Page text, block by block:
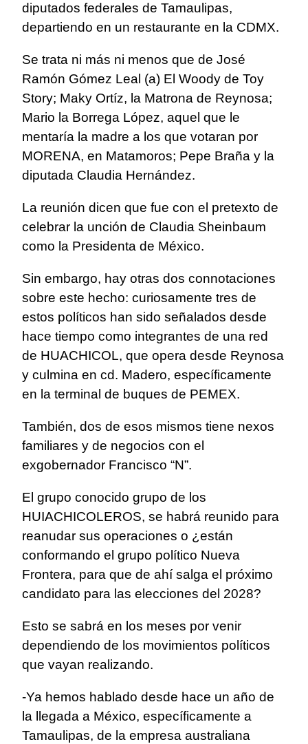
diputados federales de Tamaulipas,
departiendo en un restaurante en la CDMX.
Se trata ni más ni menos que de José
Ramón Gómez Leal (a) El Woody de Toy
Story; Maky Ortíz, la Matrona de Reynosa;
Mario la Borrega López, aquel que le
mentaría la madre a los que votaran por
MORENA, en Matamoros; Pepe Braña y la
diputada Claudia Hernández.
La reunión dicen que fue con el pretexto de
celebrar la unción de Claudia Sheinbaum
como la Presidenta de México.
Sin embargo, hay otras dos connotaciones
sobre este hecho: curiosamente tres de
estos políticos han sido señalados desde
hace tiempo como integrantes de una red
de HUACHICOL, que opera desde Reynosa
y culmina en cd. Madero, específicamente
en la terminal de buques de PEMEX.
También, dos de esos mismos tiene nexos
familiares y de negocios con el
exgobernador Francisco “N”.
El grupo conocido grupo de los
HUIACHICOLEROS, se habrá reunido para
reanudar sus operaciones o ¿están
conformando el grupo político Nueva
Frontera, para que de ahí salga el próximo
candidato para las elecciones del 2028?
Esto se sabrá en los meses por venir
dependiendo de los movimientos políticos
que vayan realizando.
-Ya hemos hablado desde hace un año de
la llegada a México, específicamente a
Tamaulipas, de la empresa australiana